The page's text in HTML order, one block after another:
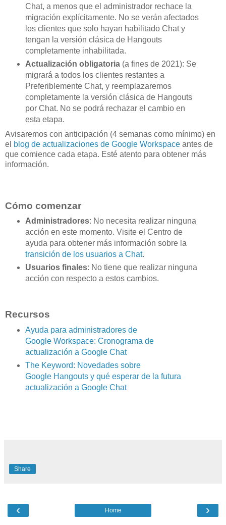
Chat, a menos que el administrador rechace la
migración explícitamente. No se verán afectados
los clientes que solo hayan habilitado Chat y
tengan la versión clásica de Hangouts
completamente inhabilitada.
Actualización obligatoria(a fines de 2021): Se
migrará a todos los clientes restantes a
Preferiblemente Chat, y reemplazaremos
completamente la versión clásica de Hangouts
por Chat. No se podrá rechazar el cambio en
esta etapa.
Avisaremos con anticipación (4 semanas como mínimo) en
el blog de actualizaciones de Google Workspace antes de
que comience cada etapa. Esté atento para obtener más
información.
Cómo comenzar
Administradores: No necesita realizar ninguna
acción en este momento. Visite el Centro de
ayuda para obtener más información sobre la
transición de los usuarios a Chat.
Usuarios finales: No tiene que realizar ninguna
acción con respecto a estos cambios.
Recursos
Ayuda para administradores de
Google Workspace: Cronograma de
actualización a Google Chat
The Keyword: Novedades sobre
Google Hangouts y qué esperar de la futura
actualización a Google Chat
Share
‹ ›
Home